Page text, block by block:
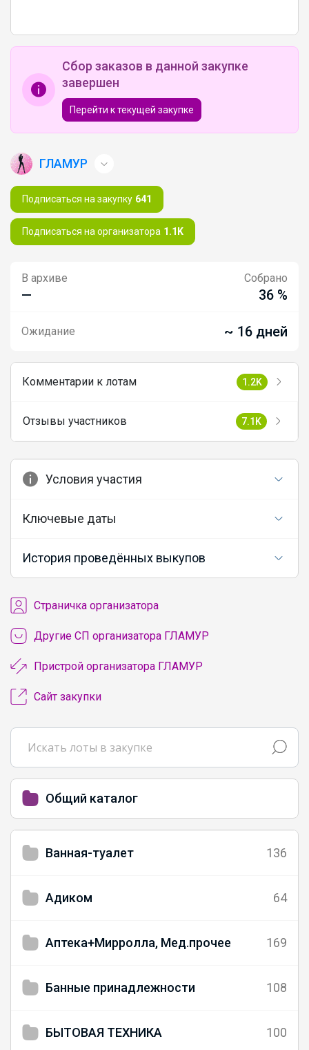
Общий каталог
Ванная-туалет 136
Адиком 64
Аптека+Мирролла, Мед.прочее 169
Банные принадлежности 108
БЫТОВАЯ ТЕХНИКА 100
Сбор заказов в данной закупке
завершен
Перейти к текущей закупке
ГЛАМУР
Подписаться на закупку 641
Подписаться на организатора 1.1K
В архиве
—
Собрано
36 %
Ожидание ~ 16 дней
Комментарии к лотам 1.2K
Отзывы участников 7.1K
Условия участия
Ключевые даты
История проведённых выкупов
Cтраничка организатора
Другие СП организатора ГЛАМУР
Пристрой организатора ГЛАМУР
Сайт закупки